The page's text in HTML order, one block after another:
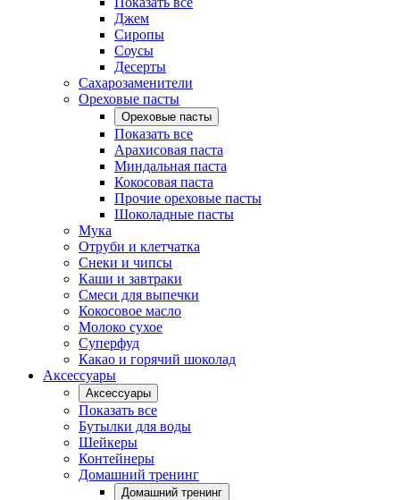
Джем
Сиропы
Соусы
Десерты
Сахарозаменители
Ореховые пасты
Ореховые пасты
Показать все
Арахисовая паста
Миндальная паста
Кокосовая паста
Прочие ореховые пасты
Шоколадные пасты
Мука
Отруби и клетчатка
Снеки и чипсы
Каши и завтраки
Смеси для выпечки
Кокосовое масло
Молоко сухое
Суперфуд
Какао и горячий шоколад
Аксессуары
Аксессуары
Показать все
Бутылки для воды
Шейкеры
Контейнеры
Домашний тренинг
Домашний тренинг